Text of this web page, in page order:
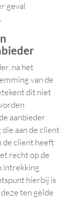
geval
na het
van de
dit niet
aanbieder
aan de client
de client heeft
recht op de
intrekking
hierbij is
ten gelde